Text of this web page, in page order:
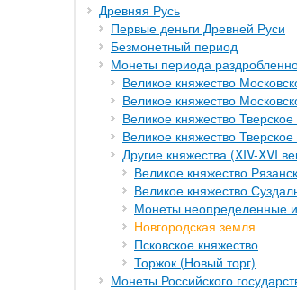
Древняя Русь
Первые деньги Древней Руси
Безмонетный период
Монеты периода
Великое княжество
Великое княжество
Великое княжество Тверское
Великое княжество
Другие княжества (XIV-XVI
Великое княжество
Великое княжество
Монеты неопределенные
Новгородская земля
Псковское княжество
Торжок (Новый торг)
Монеты Российского